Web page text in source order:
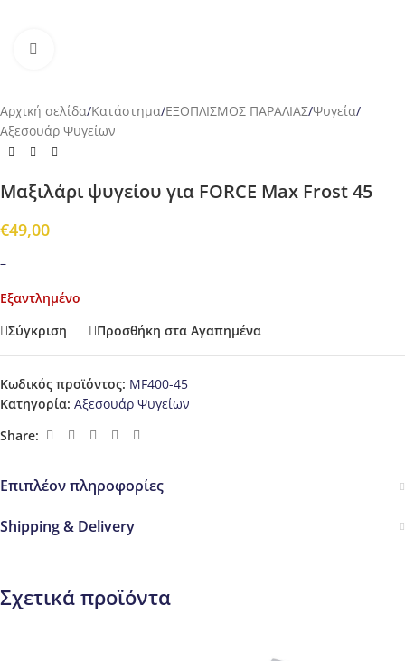
Αρχική σελίδα/Κατάστημα/ΕΞΟΠΛΙΣΜΟΣ ΠΑΡΑΛΙΑΣ/Ψυγεία/
Αξεσουάρ Ψυγείων
Μαξιλάρι ψυγείου για FORCE Max Frost 45
€49,00
–
Εξαντλημένο
Σύγκριση
Προσθήκη στα Αγαπημένα
Κωδικός προϊόντος: MF400-45
Κατηγορία: Αξεσουάρ Ψυγείων
Share:
Επιπλέον πληροφορίες
Shipping & Delivery
Σχετικά προϊόντα